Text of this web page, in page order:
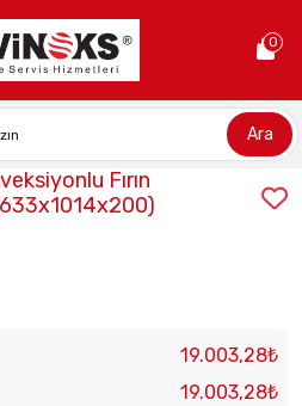
0
Ara
Fırın
19.003,28₺
19.003,28₺